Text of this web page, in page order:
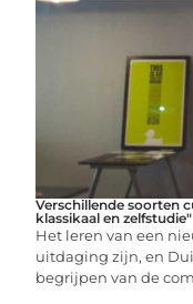
Verschillende soorten
klassikaal en zelfstudie"
Het leren van een
uitdaging zijn, en
begrijpen van de